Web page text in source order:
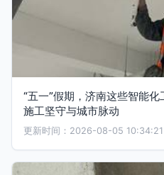
“五一”假期，济南这些智能
施工坚守与城市脉动
更新时间：2026-08-05 10:34:21